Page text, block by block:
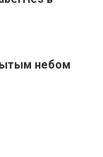
небом